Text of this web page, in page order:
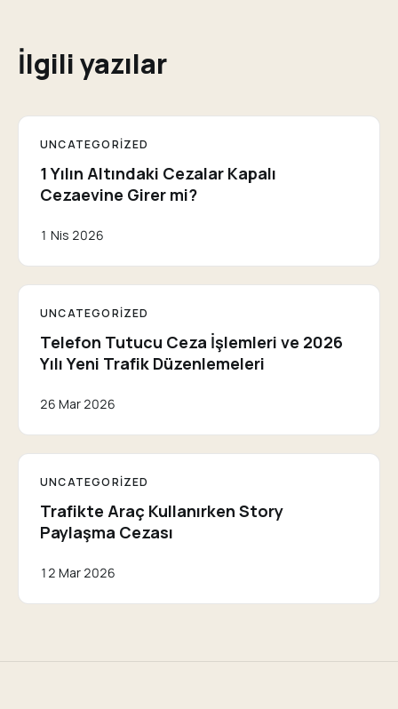
İlgili yazılar
UNCATEGORIZED
1 Yılın Altındaki Cezalar Kapalı
Cezaevine Girer mi?
1 Nis 2026
UNCATEGORIZED
Telefon Tutucu Ceza İşlemleri ve 2026
Yılı Yeni Trafik Düzenlemeleri
26 Mar 2026
UNCATEGORIZED
Trafikte Araç Kullanırken Story
Paylaşma Cezası
12 Mar 2026